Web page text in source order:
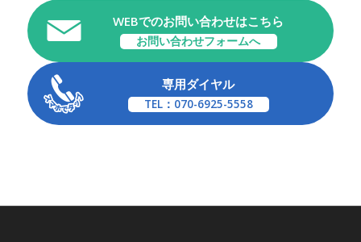
WEBでのお問い合わせはこちら
お問い合わせフォームへ
専用ダイヤル
TEL：070-6925-5558